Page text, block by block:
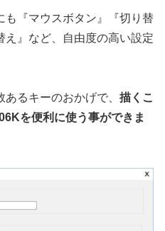
も『マウスボタン』『切り替
え』など、自由度の高い設定
るキーのおかげで、 描くこ
を便利に使う事ができま